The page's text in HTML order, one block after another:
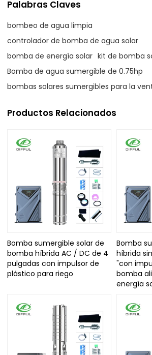
Palabras Claves
bombeo de agua limpia
controlador de bomba de agua solar
bomba de energía solar kit de bomba
Bomba de agua sumergible de 0.75hp
bombas solares sumergibles para la
Productos Relacionados
Bomba sumergible solar de
bomba híbrida AC / DC de 4
pulgadas con impulsor de
plástico para riego
Bomba
híbrida
"con
bomba
energía